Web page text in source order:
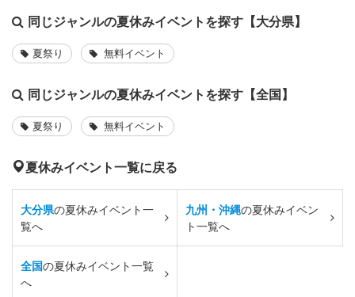
同じジャンルの夏休みイベントを探す【大分県】
夏祭り 無料イベント
同じジャンルの夏休みイベントを探す【全国】
夏祭り 無料イベント
夏休みイベント一覧に戻る
大分県の夏休みイベント一
覧へ
九州・沖縄の夏休みイベン
ト一覧へ
全国の夏休みイベント一覧
へ